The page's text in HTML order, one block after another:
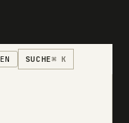
EN SUCHE⌘ K